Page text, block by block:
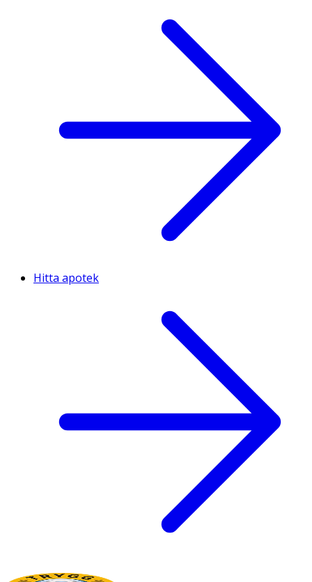
Hitta apotek